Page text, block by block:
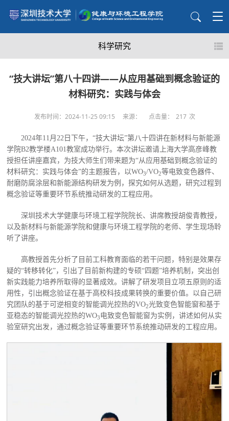
科学研究
“技大讲坛”第八十四讲——从应用基础到概念验证的
材料研究：实践与体会
发布时间：2024-11-25 09:15 来源： 点击量： 217 次
2024年11月22日下午，“技大讲坛”第八十四讲在新材料与新能源
学院B2教学楼A101教室成功举行。本次讲坛邀请上海大学高彦峰教
授担任讲座嘉宾，为技大师生们带来题为“从应用基础到概念验证的
材料研究：实践与体会”的主题报告，以WO3/VO2等电致变色器件、
耐磨防腐涂层和新能源结构研发为例，探究如何从选题，研究过程到
概念验证等重要环节系统推动研发的工程应用。
深圳技术大学健康与环境工程学院院长、讲席教授胡俊青教授，
以及新材料与新能源学院和健康与环境工程学院的老师、学生现场聆
听了讲座。
高教授首先分析了目前工科教育面临的若干问题，特别是效果存
疑的“转移转化”，引出了目前新构建的专硕“四题”培养机制，突出创
新实践能力培养所取得的显著成效。讲解了研发项目立项五原则的适
用性，引出概念验证在基于高校科技成果转换的重要价值。以自己研
究团队的基于可逆相变的智能调光控热的VO2光致变色智能窗和基于
亚稳态的智能调光控热的WO3电致变色智能窗为实例，讲述如何从实
验室研究出发，通过概念验证等重要环节系统推动研发的工程应用。